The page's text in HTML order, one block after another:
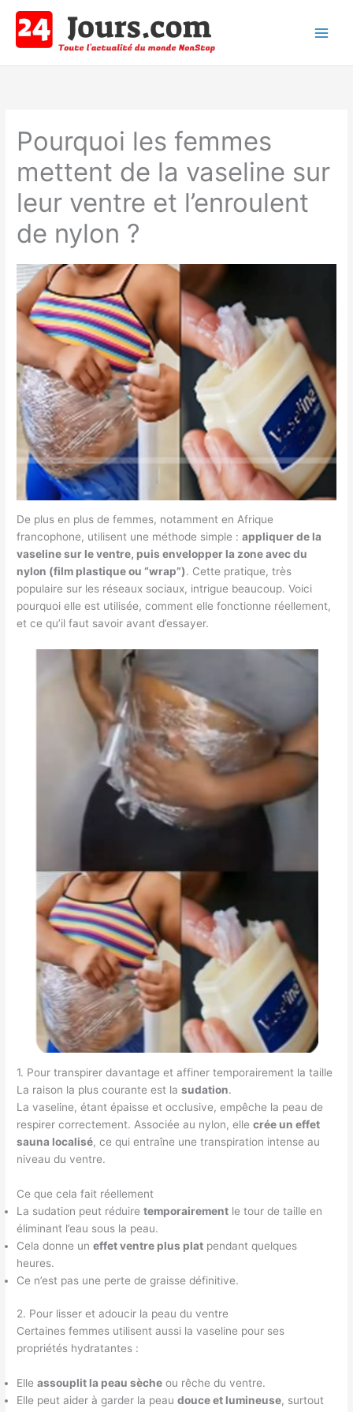
contenu
Pourquoi les femmes
mettent de la vaseline sur
leur ventre et l’enroulent
de nylon ?
De plus en plus de femmes, notamment en Afrique
francophone, utilisent une méthode simple :appliquer de la
vaseline sur le ventre, puis envelopper la zone avec du
nylon (film plastique ou “wrap”). Cette pratique, très
populaire sur les réseaux sociaux, intrigue beaucoup. Voici
pourquoi elle est utilisée, comment elle fonctionne réellement,
et ce qu’il faut savoir avant d’essayer.
1. Pour transpirer davantage et affiner temporairement la taille
La raison la plus courante est lasudation.
La vaseline, étant épaisse et occlusive, empêche la peau de
respirer correctement. Associée au nylon, ellecrée un effet
sauna localisé, ce qui entraîne une transpiration intense au
niveau du ventre.
Ce que cela fait réellement
La sudation peut réduiretemporairement le tour de taille en
éliminant l’eau sous la peau.
Cela donne uneffet ventre plus plat pendant quelques
heures.
Ce n’est pas une perte de graisse définitive.
2. Pour lisser et adoucir la peau du ventre
Certaines femmes utilisent aussi la vaseline pour ses
propriétés hydratantes :
Elleassouplit la peau sèche ou rêche du ventre.
Elle peut aider à garder la peaudouce et lumineuse, surtout